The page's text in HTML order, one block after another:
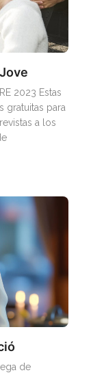
2023 Estas
gratuitas para
a los
de